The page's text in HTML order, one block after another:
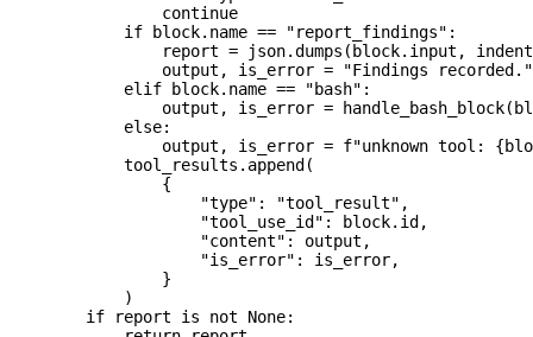
                continue
            if
block.name == "report_findings" :
                report
= json.dumps(block.input, indent
                output, is_error
= "Findings recorded."
            elif
block.name == "bash" :
                output, is_error
=
            else
:
                output, is_error
= f"unknown tool: {
            tool_results.append(
                {
                    "type"
: "tool_result" ,
                    "tool_use_id"
: block.id,
                    "content"
: output,
                    "is_error"
: is_error,
                }
            )
        if
report is not None: